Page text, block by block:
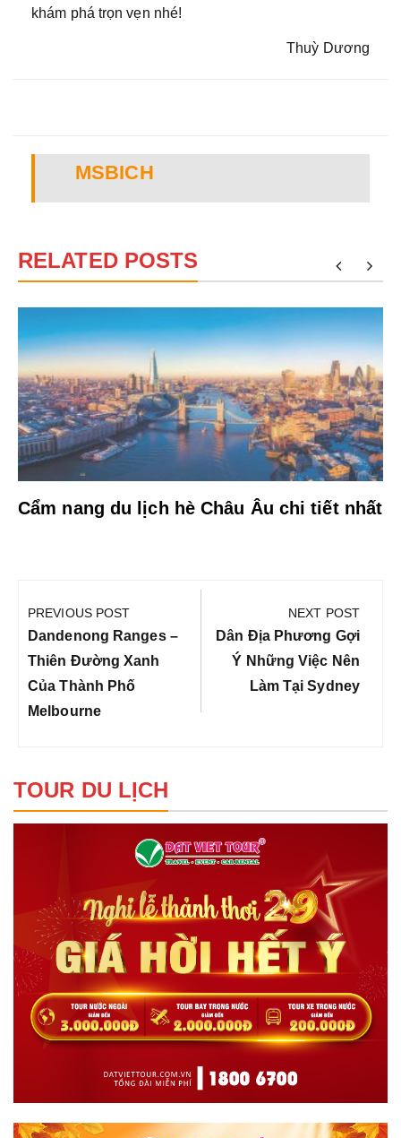
khám phá trọn vẹn nhé!
Thuỳ Dương
MSBICH
RELATED POSTS
Cẩm nang du lịch hè Châu Âu chi tiết nhất
hướng
bài
viết
PREVIOUS POST
Previous
Post:
Dandenong Ranges –
Thiên Đường Xanh
Của Thành Phố
Melbourne
NEXT POST
Next
Post:
Dân Địa Phương Gợi
Ý Những Việc Nên
Làm Tại Sydney
TOUR DU LỊCH